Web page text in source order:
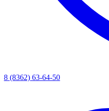
8 (8362) 63-64-50